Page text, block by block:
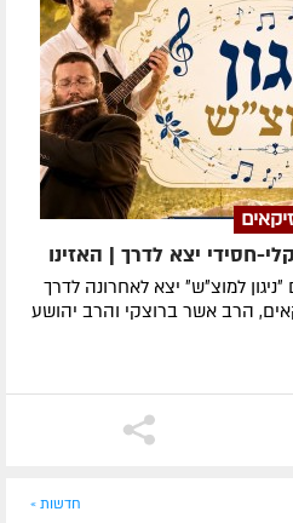
חסידי יצא לדרך | האזינו
למוצ״ש״ יצא לאחרונה לדרך
הרב אשר ברוצקי והרב יהושע
חדשות »